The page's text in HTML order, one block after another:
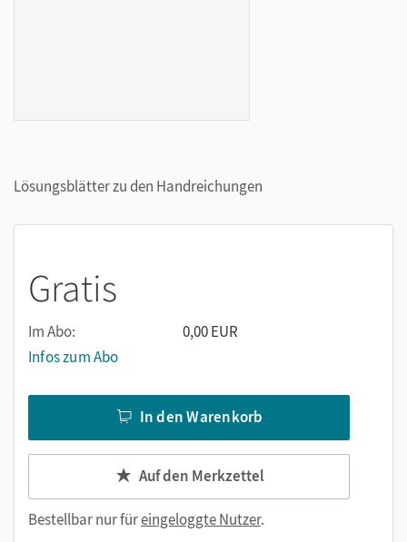
Lösungsblätter zu den Handreichungen
Gratis
Im Abo:
0,00 EUR
Infos zum Abo
In den Warenkorb
Auf den Merkzettel
Bestellbar nur füreingeloggte Nutzer.